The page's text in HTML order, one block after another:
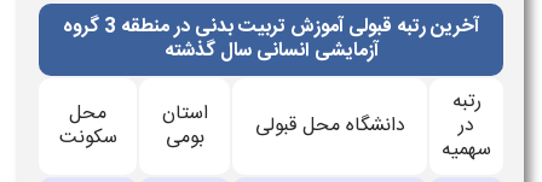
آخرین رتبه قبولی آموزش تربیت بدنی​ در منطقه 3 گروه
آزمایشی انسانی سال گذشته
رتبه
در
سهمیه
دانشگاه محل قبولی استان
بومی
محل
سکونت